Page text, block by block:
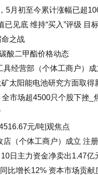
5月初至今累计涨幅已超
见底 维持“买入”评级 目
之战
酸二甲酯价格动态
经营部（个体工商户）
太阳能电池研究方面取得
市场超4500只个股下挫_
元/吨|观焦点
（个体工商户）成立 注
日主力资金净卖出1.47亿
比增长12% 资本市场贡献